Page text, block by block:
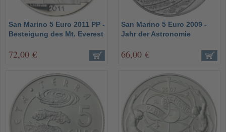
San Marino 5 Euro 2011 PP -
Besteigung des Mt. Everest
72,00 €
San Marino 5 Euro 2009 -
Jahr der Astronomie
66,00 €